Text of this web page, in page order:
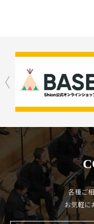
各種ご
お気軽に